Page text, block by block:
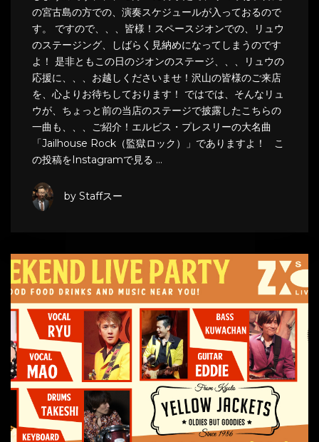
の宮古島の方での、演奏スケジュールが入っておるので
す。 ですので、、、皆様！スペースジオンでの、リュウ
のステージング、しばらく見納めになってしまうのです
よ！ 是非ともこの日のジオンのステージ、、、リュウの
応援に、、、お越しくださいませ！沢山の皆様のご来店
を、心よりお待ちしております！ ではでは、そんなリュ
ウが、ちょっと前の当店のステージで披露したこちらの
一曲も、、、ご紹介！エルビス・プレスリーの大名曲
「Jailhouse Rock（監獄ロック）」でありますよ！ こ
の投稿をInstagramで見る …
by Staffスー